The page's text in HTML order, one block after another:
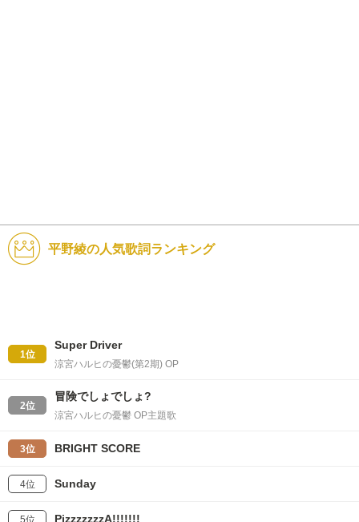
平野綾の人気歌詞ランキング
1位
Super Driver
涼宮ハルヒの憂鬱(第2期) OP
2位
冒険でしょでしょ?
涼宮ハルヒの憂鬱 OP主題歌
3位 BRIGHT SCORE
4位 Sunday
5位 PizzzzzzzA!!!!!!!